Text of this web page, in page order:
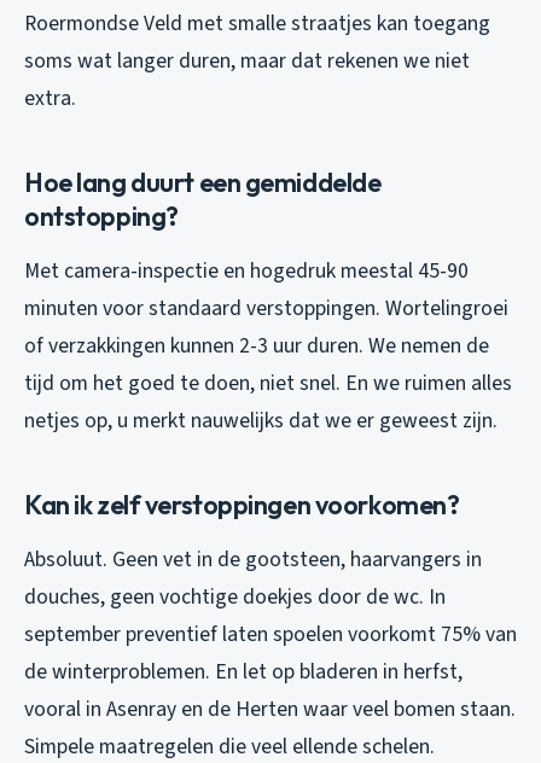
Roermondse Veld met smalle straatjes kan toegang
soms wat langer duren, maar dat rekenen we niet
extra.
Hoe lang duurt een gemiddelde
ontstopping?
Met camera-inspectie en hogedruk meestal 45-90
minuten voor standaard verstoppingen. Wortelingroei
of verzakkingen kunnen 2-3 uur duren. We nemen de
tijd om het goed te doen, niet snel. En we ruimen alles
netjes op, u merkt nauwelijks dat we er geweest zijn.
Kan ik zelf verstoppingen voorkomen?
Absoluut. Geen vet in de gootsteen, haarvangers in
douches, geen vochtige doekjes door de wc. In
september preventief laten spoelen voorkomt 75% van
de winterproblemen. En let op bladeren in herfst,
vooral in Asenray en de Herten waar veel bomen staan.
Simpele maatregelen die veel ellende schelen.